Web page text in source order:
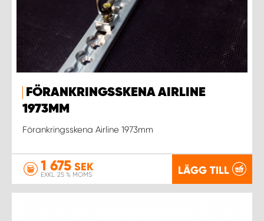
FÖRANKRINGSSKENA AIRLINE
1973MM
Förankringsskena Airline 1973mm
1 675 SEK
EXKL. 25 % MOMS LÄGG TILL